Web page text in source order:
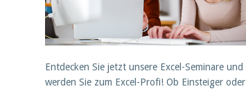
Entdecken Sie jetzt unsere Excel-Seminare und
werden Sie zum Excel-Profi! Ob Einsteiger oder